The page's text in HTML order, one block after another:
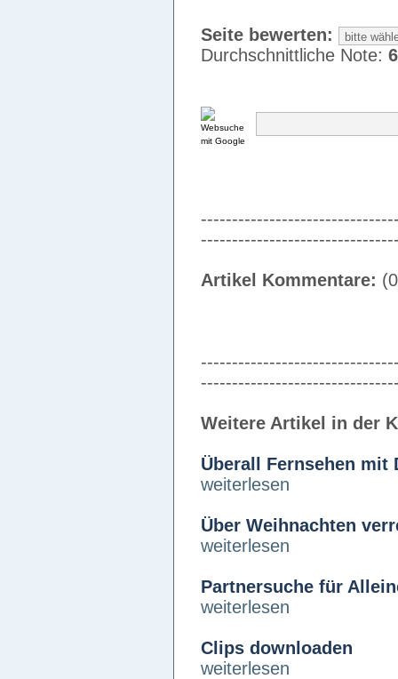
Seite bewerten:
Durchschnittliche Note: 6
Artikel Kommentare:
Weitere Artikel in der
Überall Fernsehen mit
weiterlesen
Über Weihnachten
weiterlesen
Partnersuche für
weiterlesen
Clips downloaden
weiterlesen